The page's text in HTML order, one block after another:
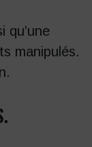
qu’une
manipulés.